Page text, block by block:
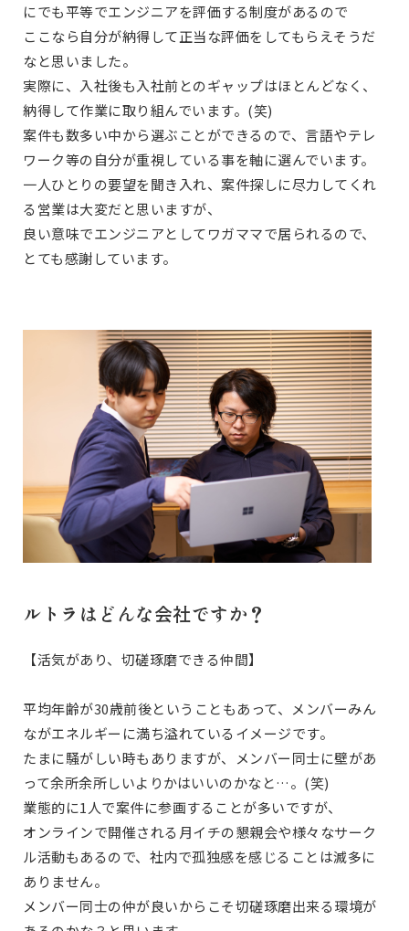
にでも平等でエンジニアを評価する制度があるので
ここなら自分が納得して正当な評価をしてもらえそうだ
なと思いました。
実際に、入社後も入社前とのギャップはほとんどなく、
納得して作業に取り組んでいます。(笑)
案件も数多い中から選ぶことができるので、言語やテレ
ワーク等の自分が重視している事を軸に選んでいます。
一人ひとりの要望を聞き入れ、案件探しに尽力してくれ
る営業は大変だと思いますが、
良い意味でエンジニアとしてワガママで居られるので、
とても感謝しています。
ルトラはどんな会社ですか？
【活気があり、切磋琢磨できる仲間】
平均年齢が30歳前後ということもあって、メンバーみん
ながエネルギーに満ち溢れているイメージです。
たまに騒がしい時もありますが、メンバー同士に壁があ
って余所余所しいよりかはいいのかなと…。(笑)
業態的に1人で案件に参画することが多いですが、
オンラインで開催される月イチの懇親会や様々なサーク
ル活動もあるので、社内で孤独感を感じることは滅多に
ありません。
メンバー同士の仲が良いからこそ切磋琢磨出来る環境が